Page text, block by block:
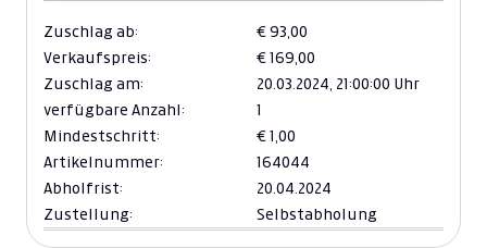
Zuschlag ab:
€ 93,00
Verkaufspreis:
€ 169,00
Zuschlag am:
20.03.2024, 21:00:00 Uhr
verfügbare Anzahl:
1
Mindestschritt:
€ 1,00
Artikelnummer:
164044
Abholfrist:
20.04.2024
Zustellung:
Selbstabholung